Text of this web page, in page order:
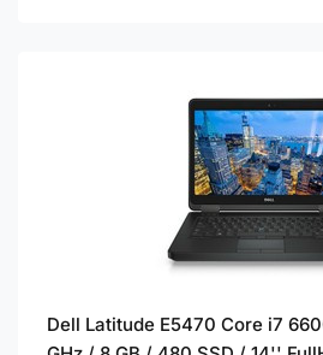
Dell Latitude E5470 Core i7